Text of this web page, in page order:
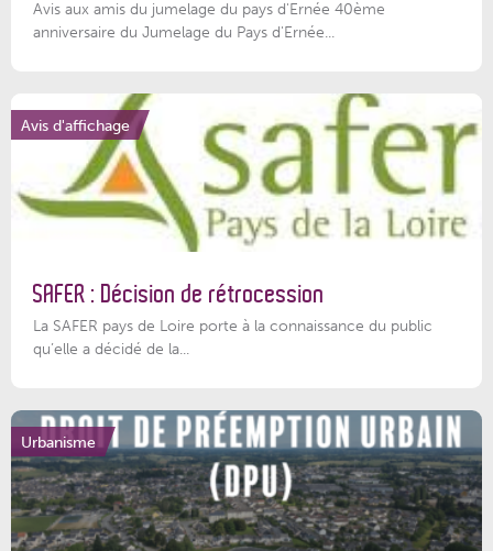
Avis aux amis du jumelage du pays d'Ernée 40ème
anniversaire du Jumelage du Pays d'Ernée...
Avis d'affichage
SAFER : Décision de rétrocession
La SAFER pays de Loire porte à la connaissance du public
qu’elle a décidé de la...
Urbanisme